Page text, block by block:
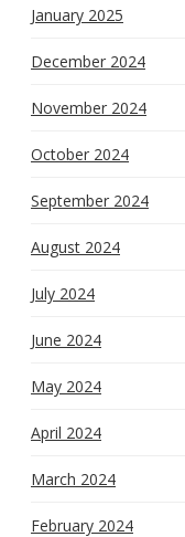
January 2025
December 2024
November 2024
October 2024
September 2024
August 2024
July 2024
June 2024
May 2024
April 2024
March 2024
February 2024